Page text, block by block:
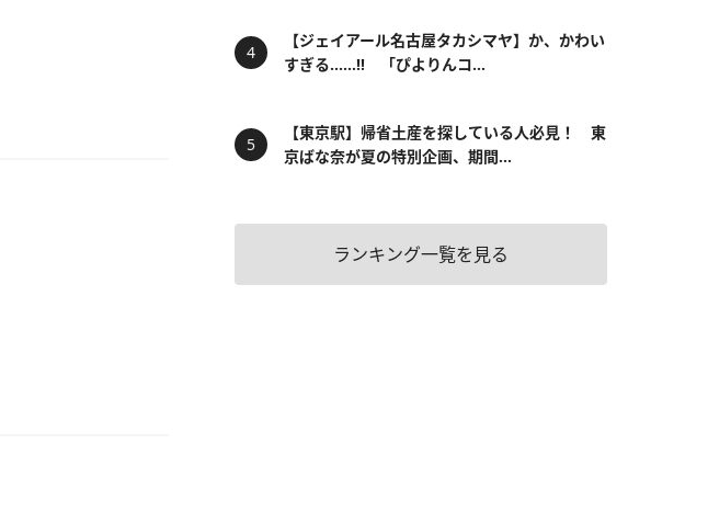
【ジェイアール名古屋タカシマヤ】か、かわい
すぎる……!! 「ぴよりんコ...
【東京駅】帰省土産を探している人必見！ 東
京ばな奈が夏の特別企画、期間...
ランキング一覧を見る